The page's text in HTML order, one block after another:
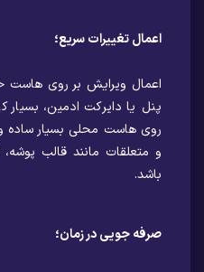
اعمال تغییرات سریع؛
اعمال ویرایش بر روی هاست
پنل یا دایرکت ادمین، بسیار
روی هاست محلی بسیار ساده
و متعلقات مانند قالب
باشد.
صرفه جویی در زمان؛